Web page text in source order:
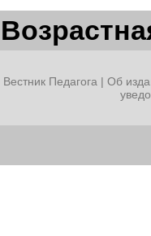
Вестник Педагога | Об